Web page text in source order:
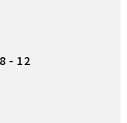
- 12